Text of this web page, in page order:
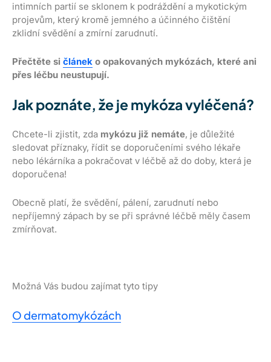
intimních partií se sklonem k podráždění a mykotickým
projevům, který kromě jemného a účinného čištění
zklidní svědění a zmírní zarudnutí.
Přečtěte si článek o opakovaných mykózách, které ani
přes léčbu neustupují.
Jak poznáte, že je mykóza vyléčená?
Chcete-li zjistit, zda mykózu již nemáte, je důležité
sledovat příznaky, řídit se doporučeními svého lékaře
nebo lékárníka a pokračovat v léčbě až do doby, která je
doporučena!
Obecně platí, že svědění, pálení, zarudnutí nebo
nepříjemný zápach by se při správné léčbě měly časem
zmírňovat.
Možná Vás budou zajímat tyto tipy
O dermatomykózách